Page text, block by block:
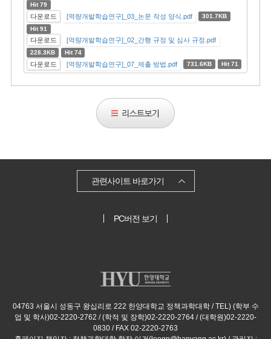
Hit 79
다운로드 [역량개발학습연구]_03_논문 작성 양식.pdf
301.7KB
Hit 91
다운로드 [역량개발학습연구]_02_간행 규정 및 심사 규정.pdf
228.3KB Hit 74
다운로드 [역량개발학습연구]_07_제출 방법.pdf 731.6KB Hit 71
스
트
관련사이트 바로가기
PC버전 보기
04763 서울시 성동구 왕십리로 222 한양대학교 정책과학대학 / TEL) (학부 수
업 및 학사)02-2220-2762 / (학적 및 장학)02-2220-2764 / (대학원)02-2220-
0830 / FAX 02-2220-2763